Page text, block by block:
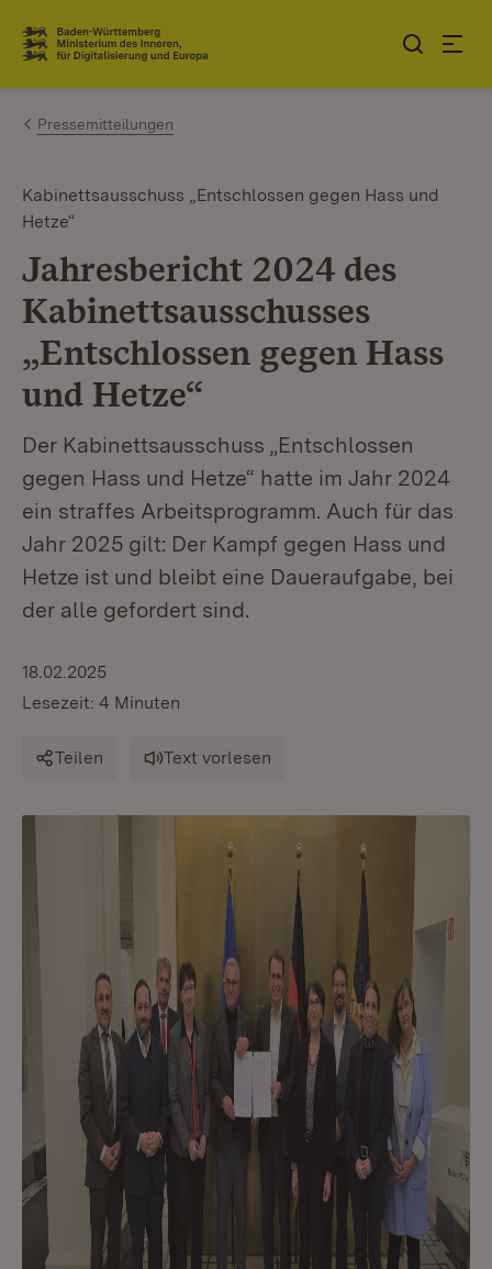
Zum Inhalt springen
Link zur Startseite
Pressemitteilungen
Kabinettsausschuss „Entschlossen gegen Hass und
Hetze“
Jahresbericht 2024 des
Kabinettsausschusses
„Entschlossen gegen Hass
und Hetze“
Der Kabinettsausschuss „Entschlossen
gegen Hass und Hetze“ hatte im Jahr 2024
ein straffes Arbeitsprogramm. Auch für das
Jahr 2025 gilt: Der Kampf gegen Hass und
Hetze ist und bleibt eine Daueraufgabe, bei
der alle gefordert sind.
18.02.2025
Lesezeit: 4 Minuten
Teilen Text vorlesen